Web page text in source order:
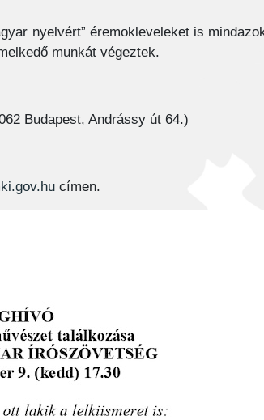
nyelvért” éremokleveleket is
munkát végeztek.
Budapest, Andrássy út 64.)
címen.